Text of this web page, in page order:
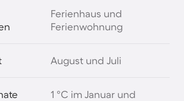
Ferienhaus und
Ferienwohnung
August und Juli
1 °C im Januar und